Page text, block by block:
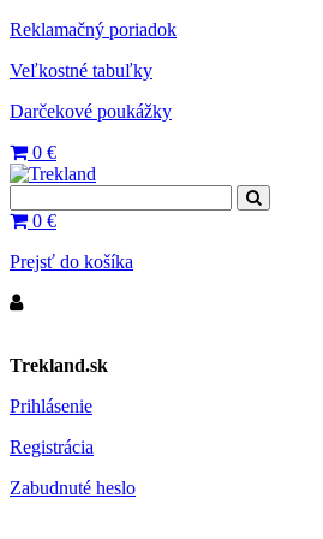
Reklamačný poriadok
Veľkostné tabuľky
Darčekové poukážky
0 €
0 €
Prejsť do košíka
Trekland.sk
Prihlásenie
Registrácia
Zabudnuté heslo